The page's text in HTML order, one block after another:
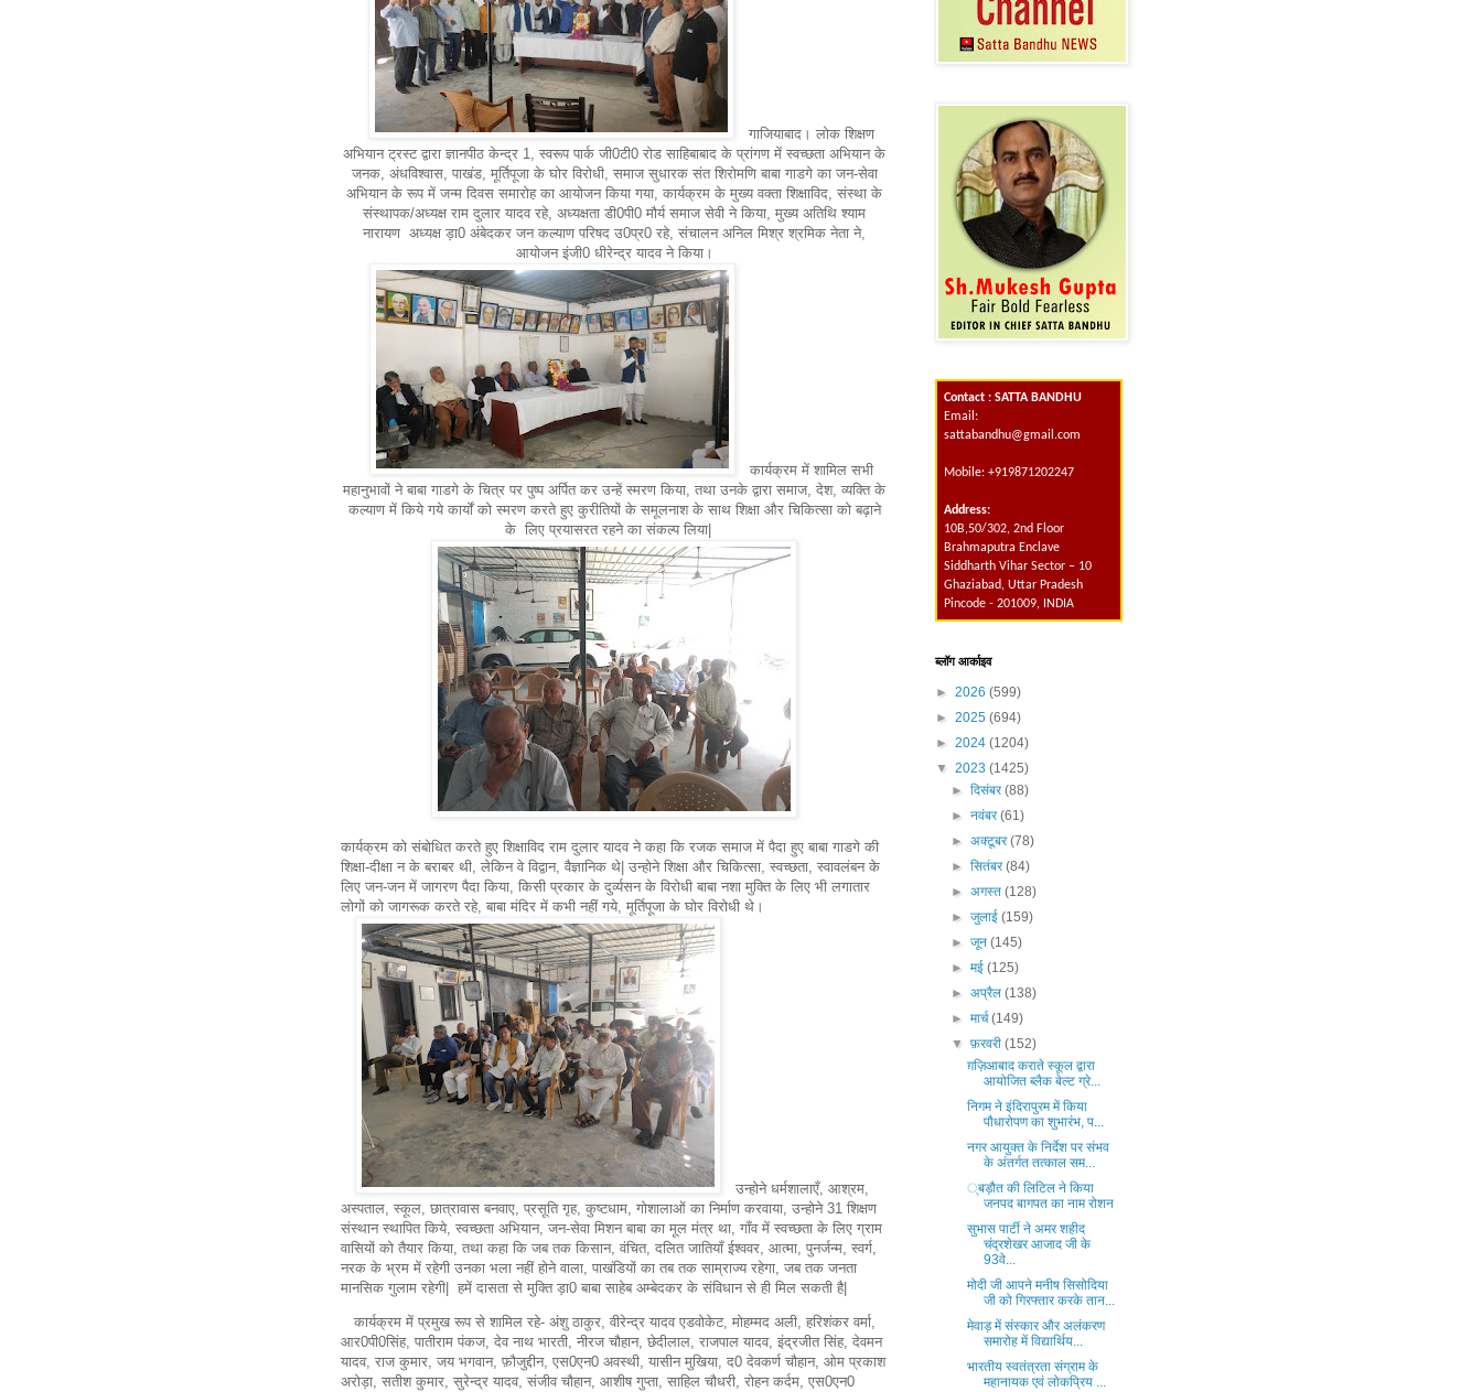
गाजियाबाद। लोक शिक्षण
अभियान ट्रस्ट द्वारा ज्ञानपीठ केन्द्र 1, स्वरूप पार्क जी0टी0 रोड साहिबाबाद के प्रांगण में स्वच्छता अभियान के
जनक, अंधविश्वास, पाखंड, मूर्तिपूजा के घोर विरोधी, समाज सुधारक संत शिरोमणि बाबा गाडगे का जन-सेवा
अभियान के रूप में जन्म दिवस समारोह का आयोजन किया गया, कार्यक्रम के मुख्य वक्ता शिक्षाविद, संस्था के
संस्थापक/अध्यक्ष राम दुलार यादव रहे, अध्यक्षता डी0पी0 मौर्य समाज सेवी ने किया, मुख्य अतिथि श्याम
नारायण अध्यक्ष ड़ा0 अंबेदकर जन कल्याण परिषद उ0प्र0 रहे, संचालन अनिल मिश्र श्रमिक नेता ने,
आयोजन इंजी0 धीरेन्द्र यादव ने किया।
कार्यक्रम में शामिल सभी
महानुभावों ने बाबा गाडगे के चित्र पर पुष्प अर्पित कर उन्हें स्मरण किया, तथा उनके द्वारा समाज, देश, व्यक्ति के
कल्याण में किये गये कार्यों को स्मरण करते हुए कुरीतियों के समूलनाश के साथ शिक्षा और चिकित्सा को बढ़ाने
के लिए प्रयासरत रहने का संकल्प लिया|
कार्यक्रम को संबोधित करते हुए शिक्षाविद राम दुलार यादव ने कहा कि रजक समाज में पैदा हुए बाबा गाडगे की
शिक्षा-दीक्षा न के बराबर थी, लेकिन वे विद्वान, वैज्ञानिक थे| उन्होने शिक्षा और चिकित्सा, स्वच्छता, स्वावलंबन के
लिए जन-जन में जागरण पैदा किया, किसी प्रकार के दुर्व्यसन के विरोधी बाबा नशा मुक्ति के लिए भी लगातार
लोगों को जागरूक करते रहे, बाबा मंदिर में कभी नहीं गये, मूर्तिपूजा के घोर विरोधी थे।
उन्होने धर्मशालाएँ, आश्रम,
अस्पताल, स्कूल, छात्रावास बनवाए, प्रसूति गृह, कुष्टधाम, गोशालाओं का निर्माण करवाया, उन्होने 31 शिक्षण
संस्थान स्थापित किये, स्वच्छता अभियान, जन-सेवा मिशन बाबा का मूल मंत्र था, गाँव में स्वच्छता के लिए ग्राम
वासियों को तैयार किया, तथा कहा कि जब तक किसान, वंचित, दलित जातियाँ ईश्ववर, आत्मा, पुनर्जन्म, स्वर्ग,
नरक के भ्रम में रहेगी उनका भला नहीं होने वाला, पाखंडियों का तब तक साम्राज्य रहेगा, जब तक जनता
मानसिक गुलाम रहेगी| हमें दासता से मुक्ति ड़ा0 बाबा साहेब अम्बेदकर के संविधान से ही मिल सकती है|
कार्यक्रम में प्रमुख रूप से शामिल रहे- अंशु ठाकुर, वीरेन्द्र यादव एडवोकेट, मोहम्मद अली, हरिशंकर वर्मा,
आर0पी0सिंह, पातीराम पंकज, देव नाथ भारती, नीरज चौहान, छेदीलाल, राजपाल यादव, इंद्रजीत सिंह, देवमन
यादव, राज कुमार, जय भगवान, फ़ौजुद्दीन, एस0एन0 अवस्थी, यासीन मुखिया, द0 देवकर्ण चौहान, ओम प्रकाश
अरोड़ा, सतीश कुमार, सुरेन्द्र यादव, संजीव चौहान, आशीष गुप्ता, साहिल चौधरी, रोहन कर्दम, एस0एन0
Contact : SATTA BANDHU
Email:
sattabandhu@gmail.com
Mobile: +919871202247
Address:
10B,50/302, 2nd Floor
Brahmaputra Enclave
Siddharth Vihar Sector – 10
Ghaziabad, Uttar Pradesh
Pincode - 201009, INDIA
ब्लॉग आर्काइव
► 2026 (599)
► 2025 (694)
► 2024 (1204)
▼ 2023 (1425)
► दिसंबर(88)
► नवंबर(61)
► अक्टूबर(78)
► सितंबर(84)
► अगस्त (128)
► जुलाई (159)
► जून (145)
► मई (125)
► अप्रैल (138)
► मार्च(149)
▼ फ़रवरी (152)
ग़ज़िआबाद कराते स्कूल द्वारा
आयोजित ब्लैक बेल्ट ग्रे...
निगम ने इंदिरापुरम में किया
पौधारोपण का शुभारंभ, प...
नगर आयुक्त के निर्देश पर संभव
के अंतर्गत तत्काल सम...
्बड़ौत की लिटिल ने किया
जनपद बागपत का नाम रोशन
सुभास पार्टी ने अमर शहीद
चंद्रशेखर आजाद जी के
93वे...
मोदी जी आपने मनीष सिसोदिया
जी को गिरफ्तार करके तान...
मेवाड़ में संस्कार और अलंकरण
समारोह में विद्यार्थिय...
भारतीय स्वतंत्रता संग्राम के
महानायक एवं लोकप्रिय ...